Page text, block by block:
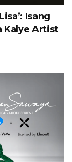
Isang
Kalye Artist